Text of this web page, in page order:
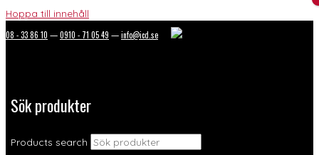
Hoppa till innehåll
08 - 33 86 10 —0910 - 71 05 49 —info@icd.se
Sök produkter
Products search